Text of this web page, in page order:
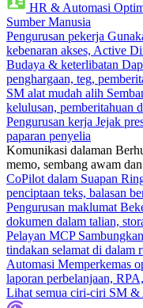
HR & Automasi
Sumber Manusia
Pengurusan pekerja
kebenaran akses, Active
Budaya & keterlibatan
penghargaan, teg,
SM alat mudah alih
kelulusan, pemberitahuan
Pengurusan kerja Jejak
paparan penyelia
Komunikasi dalaman
memo, sembang awam
CoPilot dalam Suapan
penciptaan teks, balasan
Pengurusan maklumat
dokumen dalam talian,
Pelayan MCP
tindakan selamat di dalam
Automasi Memperkemas
laporan perbelanjaan,
Lihat semua ciri-ciri SM &